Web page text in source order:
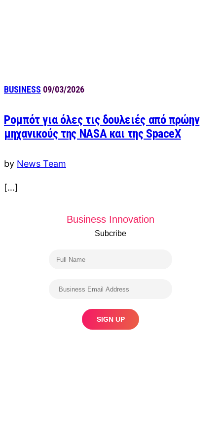
BUSINESS 09/03/2026
Ρομπότ για όλες τις δουλειές από πρώην
μηχανικούς της NASA και της SpaceX
by News Team
[…]
Business Innovation
Subcribe